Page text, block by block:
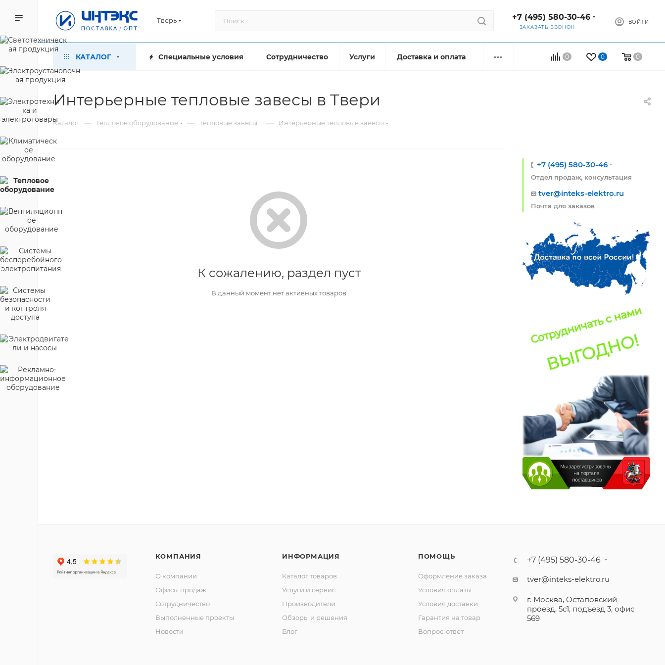
Тверь +7 (495) 580-30-46
ЗАКАЗАТЬ ЗВОНОК
ВОЙТИ
0 0 0
КАТАЛОГ Специальные условия Сотрудничество Услуги Доставка и оплата
Интерьерные тепловые завесы в Твери
Каталог — Тепловое оборудование — Тепловые завесы — Интерьерные тепловые завесы
К сожалению, раздел пуст
В данный момент нет активных товаров
+7 (495) 580-30-46
Отдел продаж, консультация
tver@inteks-elektro.ru
Почта для заказов
КОМПАНИЯ
О компании
Офисы продаж
Сотрудничество
Выполненные проекты
Новости
ИНФОРМАЦИЯ
Каталог товаров
Услуги и сервис
Производители
Обзоры и решения
Блог
ПОМОЩЬ
Оформление заказа
Условия оплаты
Условия доставки
Гарантия на товар
Вопрос-ответ
+7 (495) 580-30-46
tver@inteks-elektro.ru
г. Москва, Остаповский
проезд, 5с1, подъезд 3, офис
569